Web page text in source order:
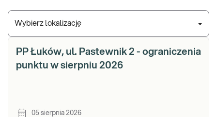
Wybierz lokalizację
PP Łuków, ul. Pastewnik 2 - ograniczenia
punktu w sierpniu 2026
05 sierpnia 2026